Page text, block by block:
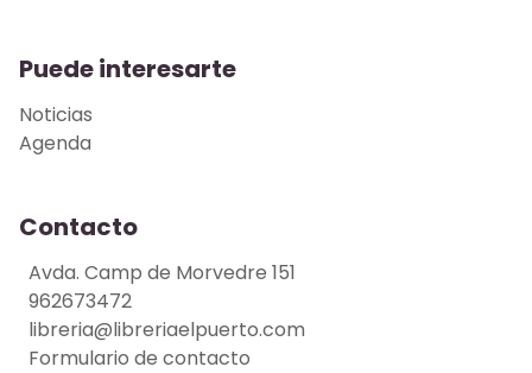
Puede interesarte
Noticias
Agenda
Contacto
Avda. Camp de Morvedre 151
962673472
libreria@libreriaelpuerto.com
Formulario de contacto